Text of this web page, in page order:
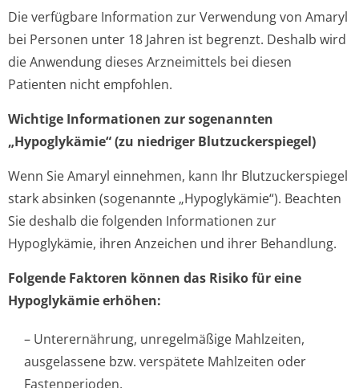
Die verfügbare Information zur Verwendung von Amaryl
bei Personen unter 18 Jahren ist begrenzt. Deshalb wird
die Anwendung dieses Arzneimittels bei diesen
Patienten nicht empfohlen.
Wichtige Informationen zur sogenannten
„Hypoglykämie“ (zu niedriger Blutzuckerspiegel)
Wenn Sie Amaryl einnehmen, kann Ihr Blutzuckerspiegel
stark absinken (sogenannte „Hypoglykämie“). Beachten
Sie deshalb die folgenden Informationen zur
Hypoglykämie, ihren Anzeichen und ihrer Behandlung.
Folgende Faktoren können das Risiko für eine
Hypoglykämie erhöhen:
– Unterernährung, unregelmäßige Mahlzeiten,
ausgelassene bzw. verspätete Mahlzeiten oder
Fastenperioden,